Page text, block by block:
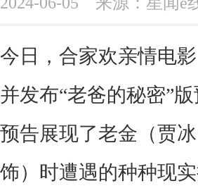
今日，合家欢亲情电
并发布“老爸的秘密”
预告展现了老金（贾
饰）时遭遇的种种现